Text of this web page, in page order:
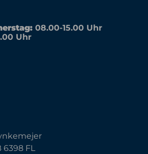
08.00-15.00 Uhr
Uhr
6398 FL